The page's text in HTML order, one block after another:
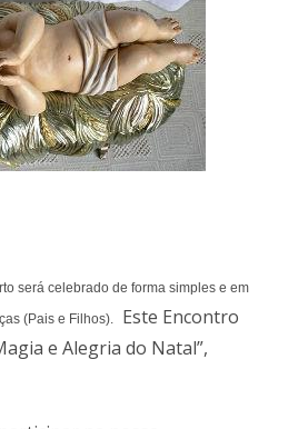
será celebrado de forma simples e em
(Pais e Filhos).
Este Encontro
e Alegria do Natal”,